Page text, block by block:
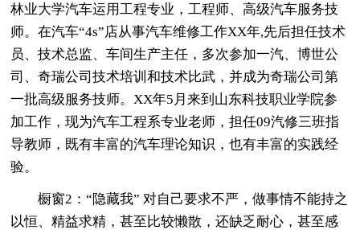
林业大学汽车运用工程专业，工程师、高级汽车服务技
师。在汽车“4s”店从事汽车维修工作XX年,先后担任技术
员、技术总监、车间生产主任，多次参加一汽、博世公
司、奇瑞公司技术培训和技术比武，并成为奇瑞公司第
一批高级服务技师。XX年5月来到山东科技职业学院参
加工作，现为汽车工程系专业老师，担任09汽修三班指
导教师，既有丰富的汽车理论知识，也有丰富的实践经
验。
橱窗2：“隐藏我” 对自己要求不严，做事情不能持之
以恒、精益求精，甚至比较懒散，还缺乏耐心，甚至感